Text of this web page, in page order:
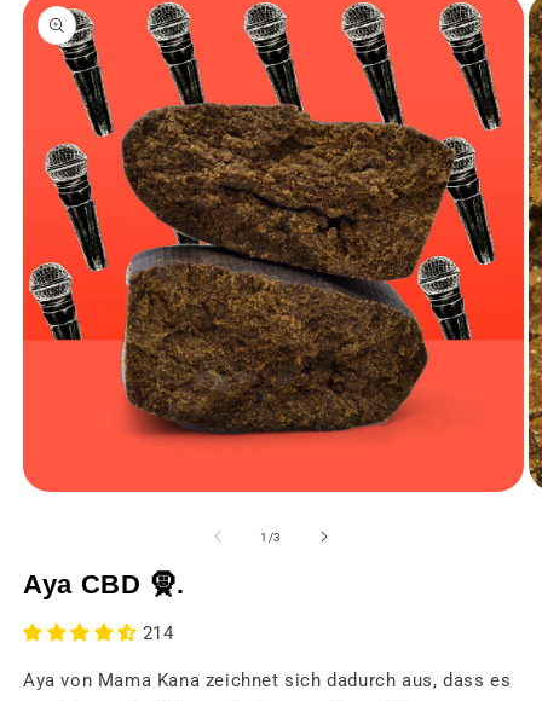
modalen
Fenster
1 /von
3
Aya CBD 🧕.
214
Aya von Mama Kana zeichnet sich dadurch aus, dass es